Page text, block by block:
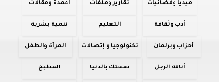
ميديا وفضائيات تقارير وملفات أعمدة ومقالات
أدب وثقافة التعليم تنمية بشرية
أحزاب وبرلمان تكنولوجيا و إتصالات المرأة والطفل
أناقة الرجل صحتك بالدنيا المطبخ